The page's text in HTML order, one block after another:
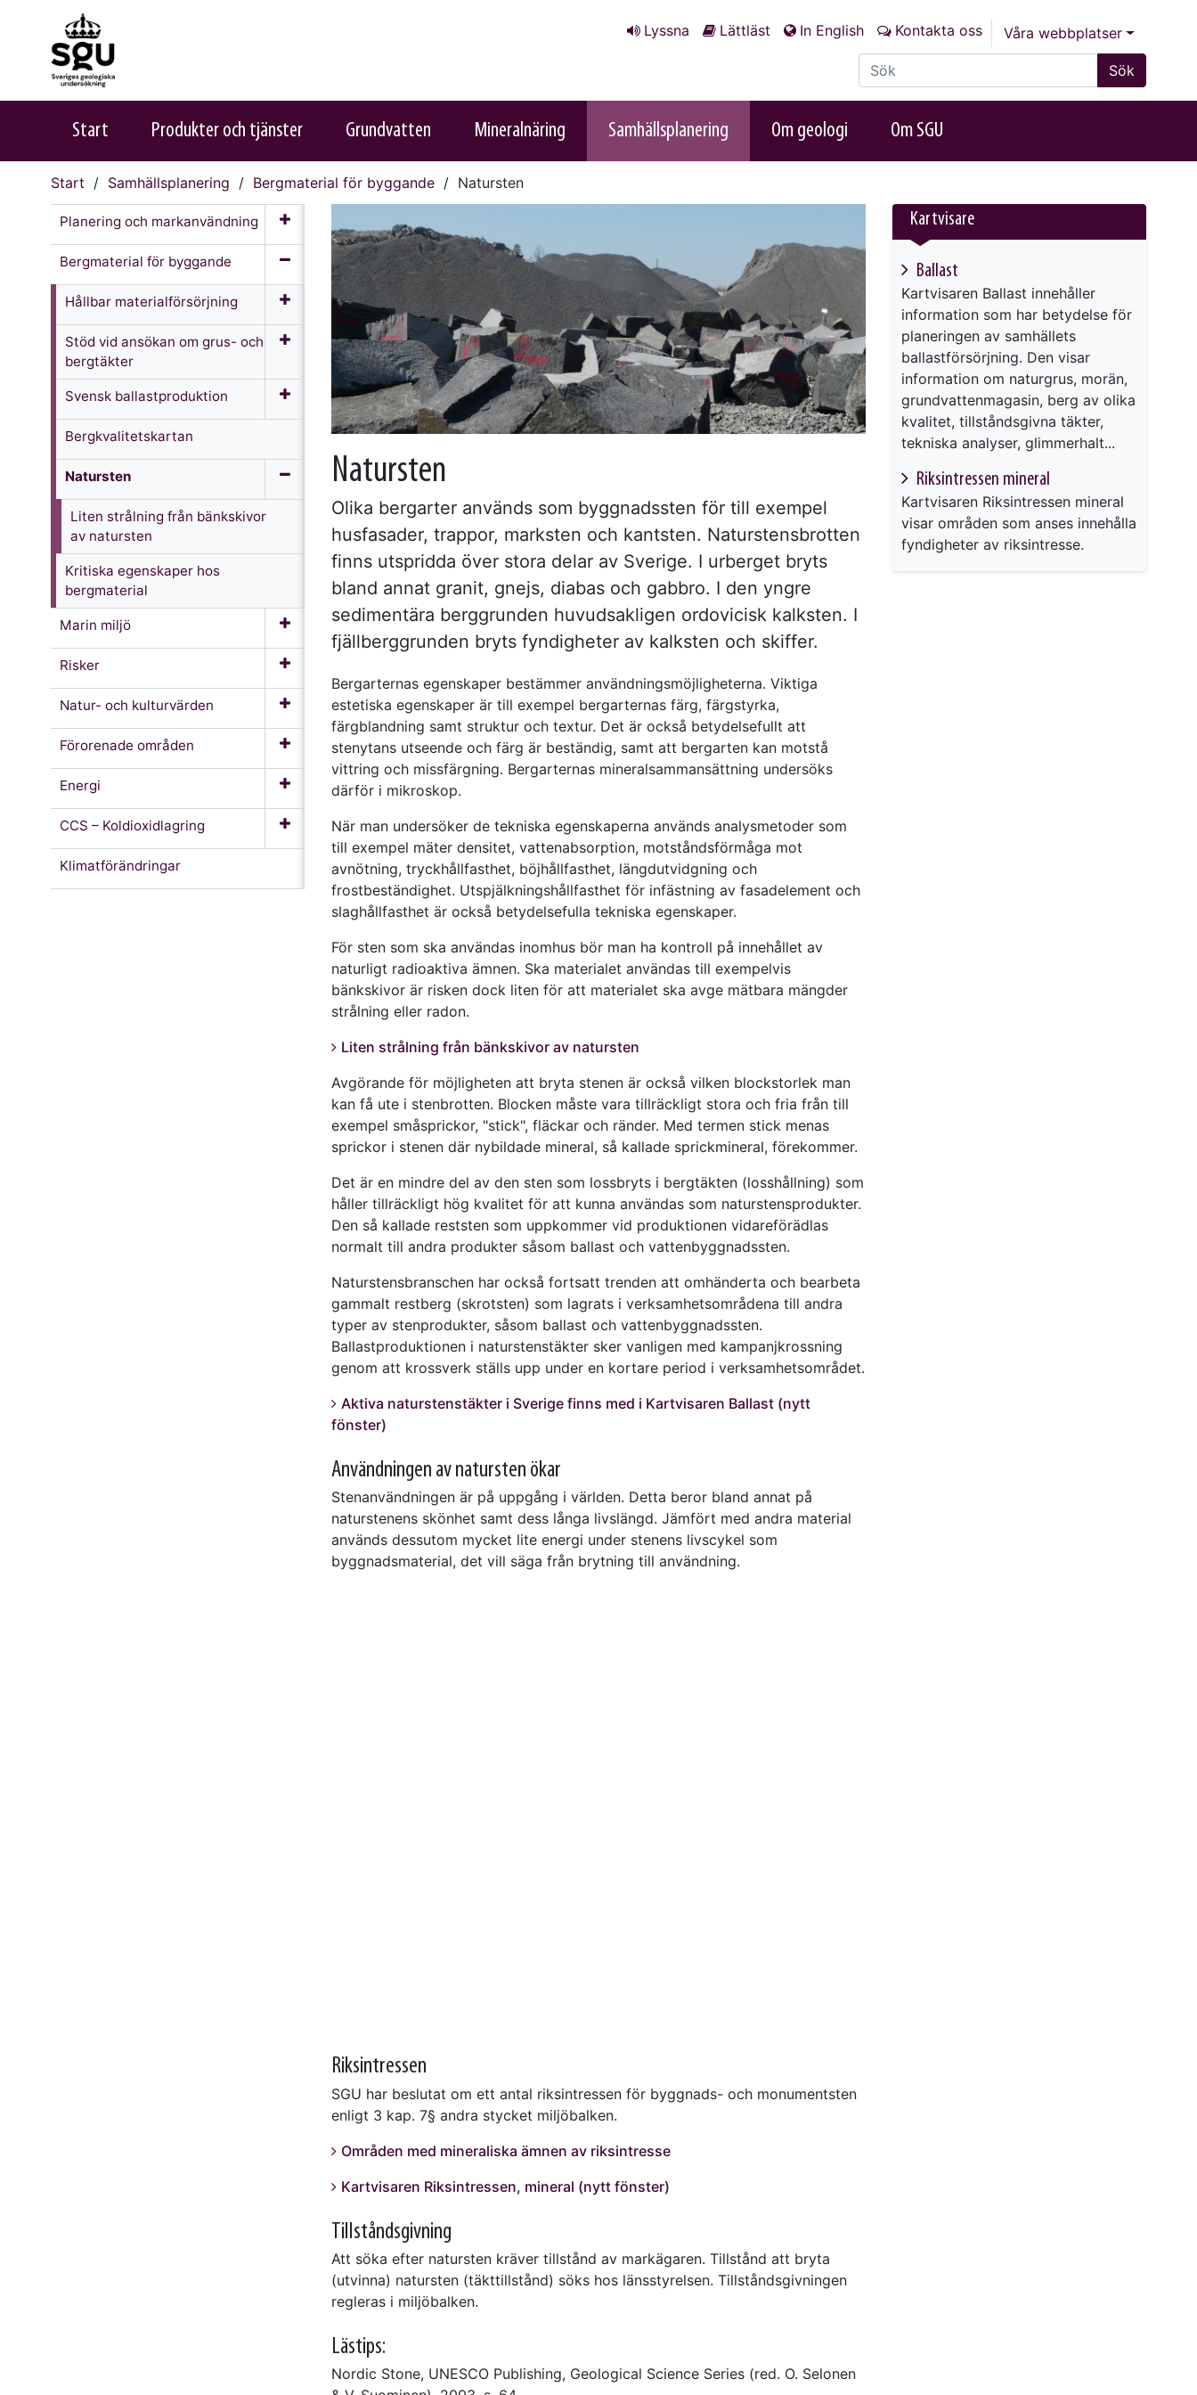
Lyssna Lättläst In English Kontakta oss
Våra webbplatser
Sök på sajten
Sök
Start Produkter och tjänster Grundvatten Mineralnäring Samhällsplanering Om geologi Om SGU
Start Samhällsplanering Bergmaterial för byggande Natursten
Planering och markanvändning
Bergmaterial för byggande
Hållbar materialförsörjning
Stöd vid ansökan om grus- och
bergtäkter
Svensk ballastproduktion
Bergkvalitetskartan
Natursten
Liten strålning från bänkskivor
av natursten
Kritiska egenskaper hos
bergmaterial
Marin miljö
Risker
Natur- och kulturvärden
Förorenade områden
Energi
CCS – Koldioxidlagring
Klimatförändringar
Natursten
Olika bergarter används som byggnadssten för till exempel
husfasader, trappor, marksten och kantsten. Naturstensbrotten
finns utspridda över stora delar av Sverige. I urberget bryts
bland annat granit, gnejs, diabas och gabbro. I den yngre
sedimentära berggrunden huvudsakligen ordovicisk kalksten. I
fjällberggrunden bryts fyndigheter av kalksten och skiffer.
Bergarternas egenskaper bestämmer användningsmöjligheterna. Viktiga
estetiska egenskaper är till exempel bergarternas färg, färgstyrka,
färgblandning samt struktur och textur. Det är också betydelsefullt att
stenytans utseende och färg är beständig, samt att bergarten kan motstå
vittring och missfärgning. Bergarternas mineralsammansättning undersöks
därför i mikroskop.
När man undersöker de tekniska egenskaperna används analysmetoder som
till exempel mäter densitet, vattenabsorption, motståndsförmåga mot
avnötning, tryckhållfasthet, böjhållfasthet, längdutvidgning och
frostbeständighet. Utspjälkningshållfasthet för infästning av fasadelement och
slaghållfasthet är också betydelsefulla tekniska egenskaper.
För sten som ska användas inomhus bör man ha kontroll på innehållet av
naturligt radioaktiva ämnen. Ska materialet användas till exempelvis
bänkskivor är risken dock liten för att materialet ska avge mätbara mängder
strålning eller radon.
Liten strålning från bänkskivor av natursten
Avgörande för möjligheten att bryta stenen är också vilken blockstorlek man
kan få ute i stenbrotten. Blocken måste vara tillräckligt stora och fria från till
exempel småsprickor, "stick", fläckar och ränder. Med termen stick menas
sprickor i stenen där nybildade mineral, så kallade sprickmineral, förekommer.
Det är en mindre del av den sten som lossbryts i bergtäkten (losshållning) som
håller tillräckligt hög kvalitet för att kunna användas som naturstensprodukter.
Den så kallade reststen som uppkommer vid produktionen vidareförädlas
normalt till andra produkter såsom ballast och vattenbyggnadssten.
Naturstensbranschen har också fortsatt trenden att omhänderta och bearbeta
gammalt restberg (skrotsten) som lagrats i verksamhetsområdena till andra
typer av stenprodukter, såsom ballast och vattenbyggnadssten.
Ballastproduktionen i naturstenstäkter sker vanligen med kampanjkrossning
genom att krossverk ställs upp under en kortare period i verksamhetsområdet.
Aktiva naturstenstäkter i Sverige finns med i Kartvisaren Ballast (nytt
fönster)
Användningen av natursten ökar
Stenanvändningen är på uppgång i världen. Detta beror bland annat på
naturstenens skönhet samt dess långa livslängd. Jämfört med andra material
används dessutom mycket lite energi under stenens livscykel som
byggnadsmaterial, det vill säga från brytning till användning.
Riksintressen
SGU har beslutat om ett antal riksintressen för byggnads- och monumentsten
enligt 3 kap. 7§ andra stycket miljöbalken.
Områden med mineraliska ämnen av riksintresse
Kartvisaren Riksintressen, mineral (nytt fönster)
Tillståndsgivning
Att söka efter natursten kräver tillstånd av markägaren. Tillstånd att bryta
(utvinna) natursten (täkttillstånd) söks hos länsstyrelsen. Tillståndsgivningen
regleras i miljöbalken.
Lästips:
Nordic Stone, UNESCO Publishing, Geological Science Series (red. O. Selonen
Kartvisare
Ballast
Kartvisaren Ballast innehåller
information som har betydelse för
planeringen av samhällets
ballastförsörjning. Den visar
information om naturgrus, morän,
grundvattenmagasin, berg av olika
kvalitet, tillståndsgivna täkter,
tekniska analyser, glimmerhalt...
Riksintressen mineral
Kartvisaren Riksintressen mineral
visar områden som anses innehålla
fyndigheter av riksintresse.